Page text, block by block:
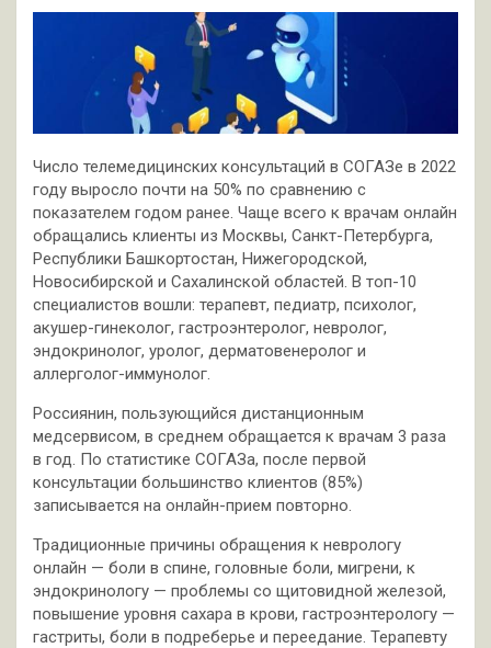
Число телемедицинских консультаций в СОГАЗе в 2022
году выросло почти на 50% по сравнению с
показателем годом ранее. Чаще всего к врачам онлайн
обращались клиенты из Москвы, Санкт-Петербурга,
Республики Башкортостан, Нижегородской,
Новосибирской и Сахалинской областей. В топ-10
специалистов вошли: терапевт, педиатр, психолог,
акушер-гинеколог, гастроэнтеролог, невролог,
эндокринолог, уролог, дерматовенеролог и
аллерголог-иммунолог.
Россиянин, пользующийся дистанционным
медсервисом, в среднем обращается к врачам 3 раза
в год. По статистике СОГАЗа, после первой
консультации большинство клиентов (85%)
записывается на онлайн-прием повторно.
Традиционные причины обращения к неврологу
онлайн — боли в спине, головные боли, мигрени, к
эндокринологу — проблемы со щитовидной железой,
повышение уровня сахара в крови, гастроэнтерологу —
гастриты, боли в подреберье и переедание. Терапевту